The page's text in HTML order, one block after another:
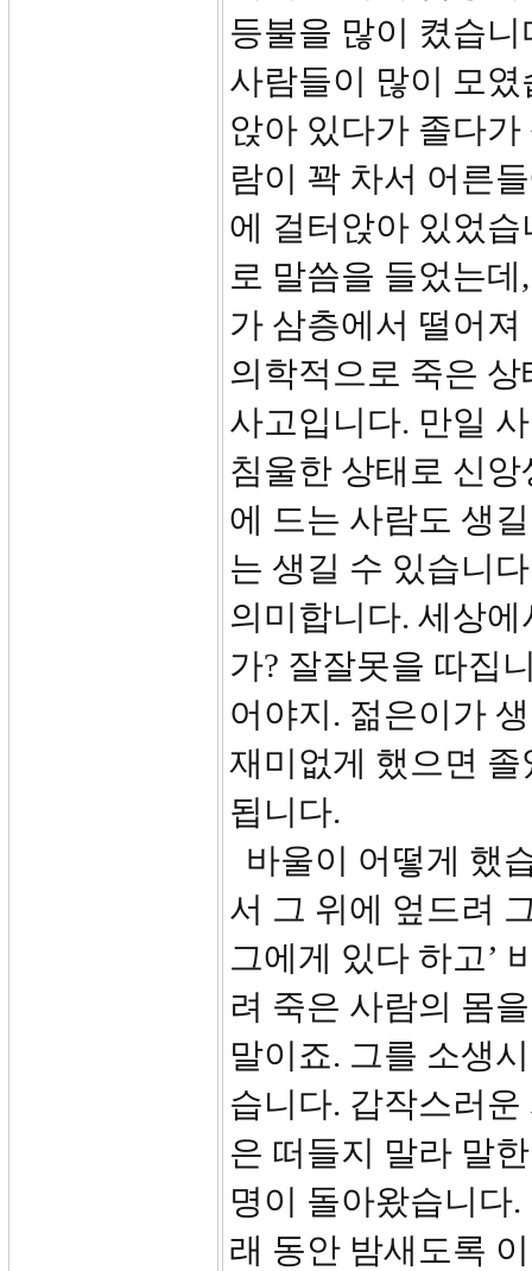
등불을 많이 켰습
사람들이 많이 모
앉아 있다가 졸다
람이 꽉 차서 어른
에 걸터앉아 있었
로 말씀을 들었는
가 삼층에서 떨어
의학적으로 죽은
사고입니다. 만일
침울한 상태로 신
에 드는 사람도 생
는 생길 수 있습니
의미합니다. 세상
가? 잘잘못을 따집
어야지. 젊은이가
재미없게 했으면 졸
됩니다.
바울이 어떻게 했
서 그 위에 엎드려
그에게 있다 하고’
려 죽은 사람의 몸
말이죠. 그를 소생
습니다. 갑작스러
은 떠들지 말라 말
명이 돌아왔습니다
래 동안 밤새도록